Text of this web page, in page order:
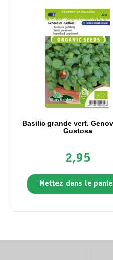
Basilic grande vert.
Gustosa
2,95
Mettez dans le